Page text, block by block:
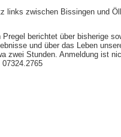
links zwischen Bissingen und
Pregel berichtet über bisherige
und über das Leben
zwei Stunden. Anmeldung ist